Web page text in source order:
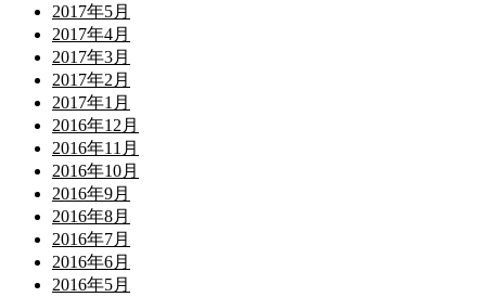
2017年5月
2017年4月
2017年3月
2017年2月
2017年1月
2016年12月
2016年11月
2016年10月
2016年9月
2016年8月
2016年7月
2016年6月
2016年5月